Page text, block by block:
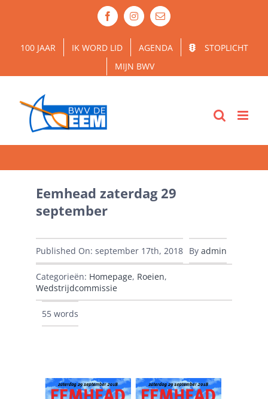
inhoud
FacebookInstagram
E-
mail
100 JAAR IK WORD LID AGENDA
STOPLICHT
MIJN BWV
Eemhead zaterdag 29
september
Published On: september 17th, 2018 By admin
Categorieën: Homepage, Roeien,
Wedstrijdcommissie
55 words